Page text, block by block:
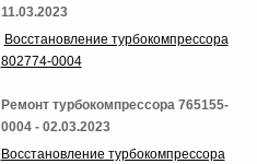
11.03.2023
Восстановление турбокомпрессора
802774-0004
Ремонт турбокомпрессора 765155-
0004 - 02.03.2023
Восстановление турбокомпрессора